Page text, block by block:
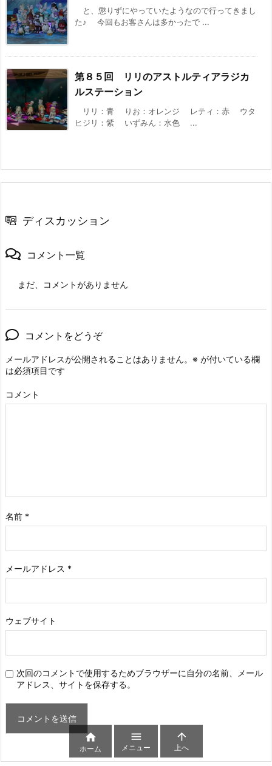
と、懲りずにやっていたようなので行ってきまし
た♪ 今回もお客さんは多かったで ...
第８５回 リリのアストルティアラジカ
ルステーション
リリ：青 りお：オレンジ レティ：赤 ウタ
ヒジリ：紫 いずみん：水色 ...
ディスカッション
コメント一覧
まだ、コメントがありません
コメントをどうぞ
メールアドレスが公開されることはありません。 ※ が付いている欄
は必須項目です
コメント
名前 *
メールアドレス *
ウェブサイト
次回のコメントで使用するためブラウザーに自分の名前、メール
アドレス、サイトを保存する。

ホーム

メニュー

上へ